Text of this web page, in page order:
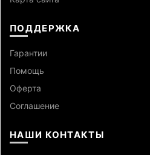
ПОДДЕРЖКА
Гарантии
Помощь
Оферта
Cоглашение
НАШИ КОНТАКТЫ